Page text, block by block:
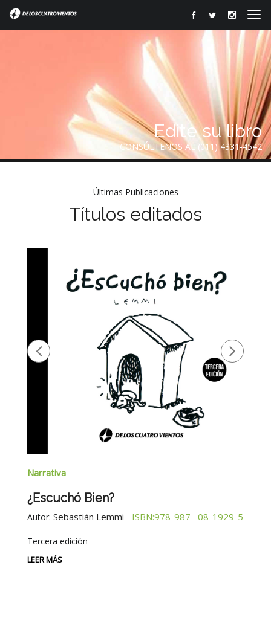
Edite su libro
CONSÚLTENOS AL (011) 4331-4542
Últimas Publicaciones
Títulos editados
Narrativa
¿Escuchó Bien?
Autor: Sebastián Lemmi - ISBN:978-987--08-1929-5
Tercera edición
LEER MÁS